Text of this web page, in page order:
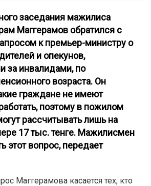
заседания мажилиса
Маггерамов обратился с
к премьер-министру о
и опекунов,
за инвалидами, по
возраста. Он
граждане не имеют
поэтому в пожилом
рассчитывать лишь на
17 тыс. тенге. Мажилисмен
этот вопрос, передает
Маггерамова касается тех, кто